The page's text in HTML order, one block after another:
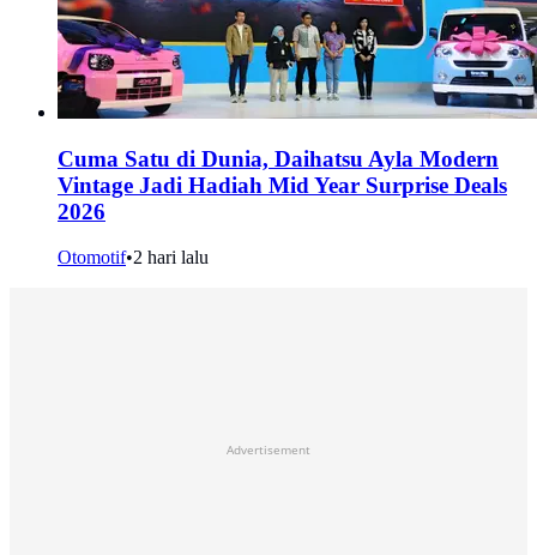
Cuma Satu di Dunia, Daihatsu Ayla Modern
Vintage Jadi Hadiah Mid Year Surprise Deals
2026
Otomotif•2 hari lalu
Advertisement